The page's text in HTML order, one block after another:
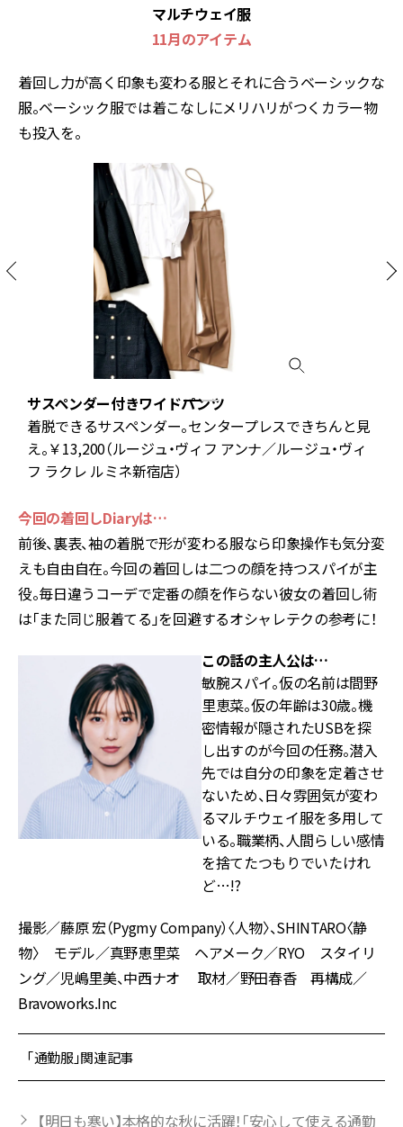
マルチウェイ服
11月のアイテム
着回し力が高く印象も変わる服とそれに合うベーシックな
服。ベーシック服では着こなしにメリハリがつくカラー物
も投入を。
サスペンダー付きワイドパンツ
着脱できるサスペンダー。センタープレスできちんと見
え。￥13,200（ルージュ・ヴィフ アンナ／ルージュ・ヴィ
フ ラクレ ルミネ新宿店）
今回の着回しDiaryは…
前後、裏表、袖の着脱で形が変わる服なら印象操作も気分変
えも自由自在。今回の着回しは二つの顔を持つスパイが主
役。毎日違うコーデで定番の顔を作らない彼女の着回し術
は「また同じ服着てる」を回避するオシャレテクの参考に！
この話の主人公は…
敏腕スパイ。仮の名前は間野
里恵菜。仮の年齢は30歳。機
密情報が隠されたUSBを探
し出すのが今回の任務。潜入
先では自分の印象を定着させ
ないため、日々雰囲気が変わ
るマルチウェイ服を多用して
いる。職業柄、人間らしい感情
を捨てたつもりでいたけれ
ど…!?
撮影／藤原 宏（Pygmy Company）〈人物〉、SHINTARO〈静
物〉 モデル／真野恵里菜 ヘアメーク／RYO スタイリ
ング／児嶋里美、中西ナオ 取材／野田春香 再構成／
Bravoworks.Inc
「通勤服」関連記事
【明日も寒い】本格的な秋に活躍！「安心して使える通勤